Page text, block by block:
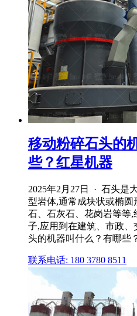
移动粉碎石头的
些？红星机器
2025年2月27日 · 石头是
型岩体,通常成块状或椭
石、石灰石、花岗岩等等
子,应用到在建筑、市政
头的机器叫什么？有哪些
联系电话: 180 3780 8511